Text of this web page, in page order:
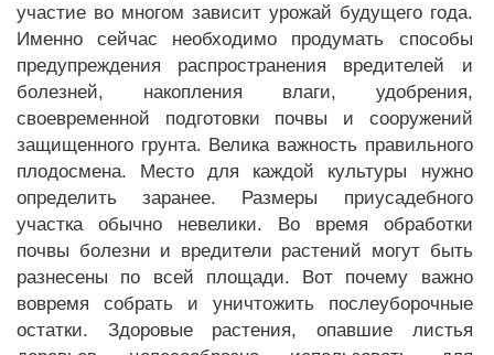
участие во многом зависит урожай будущего года.
Именно сейчас необходимо продумать способы
предупреждения распространения вредителей и
болезней, накопления влаги, удобрения,
своевременной подготовки почвы и сооружений
защищенного грунта. Велика важность правильного
плодосмена. Место для каждой культуры нужно
определить заранее. Размеры приусадебного
участка обычно невелики. Во время обработки
почвы болезни и вредители растений могут быть
разнесены по всей площади. Вот почему важно
вовремя собрать и уничтожить послеуборочные
остатки. Здоровые растения, опавшие листья